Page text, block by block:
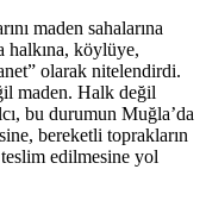
maden sahalarına
halkına, köylüye,
olarak nitelendirdi.
maden. Halk değil
bu durumun Muğla’da
bereketli toprakların
edilmesine yol